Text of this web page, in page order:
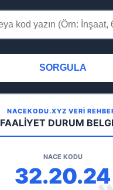
SORGULA
NACEKODU.XYZ VERİ
FAALİYET DURUM
NACE KODU
32.20.24